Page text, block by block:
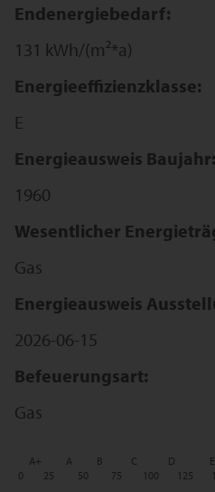
Endenergiebedarf:
131 kWh/(m²*a)
Energieeffizienzklasse:
E
Energieausweis Baujahr:
1960
Wesentlicher
Gas
Energieausweis
2026-06-15
Befeuerungsart:
Gas
A+ A B C D E
0
25 50 75 100 125